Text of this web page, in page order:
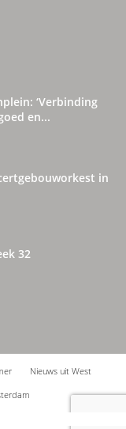
‘Verbinding
en...
in
32
Nieuws uit West